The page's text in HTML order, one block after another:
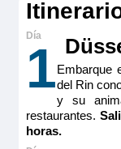
secador de
WC.
15m2
2
Camarote
(cubierta
exteriores
plana, minibar
secador de
WC.
1Embarque
del Rin
y su
restaurantes.
horas.